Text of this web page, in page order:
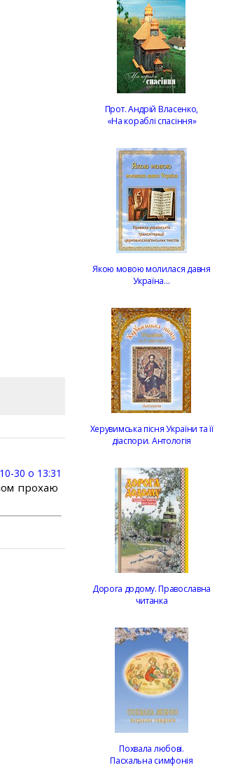
30 о 13:31
прохаю
Прот. Андрій Власенко,
«На кораблі спасіння»
Якою мовою молилася давня
Україна…
Херувимська пісня України та її
діаспори. Антологія
Дорога додому. Православна
читанка
Похвала любові.
Пасхальна симфонія